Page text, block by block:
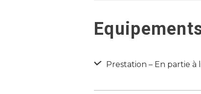
Prestation – En partie